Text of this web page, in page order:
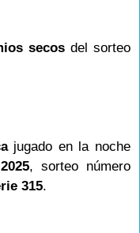
secosdel sorteo
jugado en la noche
, sorteo número
315.